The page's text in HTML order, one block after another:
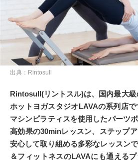
出典：Rintosull
Rintosull(リントスル)は、国内最大級
ホットヨガスタジオLAVAの系列店
マシンピラティスを使用したパーツ
高効果の30minレッスン、ステップ
安心して取り組める多彩なレッスンで
＆フィットネスのLAVAにも通える